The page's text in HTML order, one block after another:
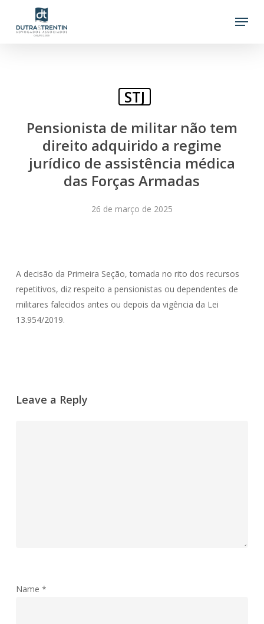
Menu
STJ
Pensionista de militar não tem
direito adquirido a regime
jurídico de assistência médica
das Forças Armadas
26 de março de 2025
A decisão da Primeira Seção, tomada no rito dos recursos
repetitivos, diz respeito a pensionistas ou dependentes de
militares falecidos antes ou depois da vigência da Lei
13.954/2019.
Leave a Reply
Name *